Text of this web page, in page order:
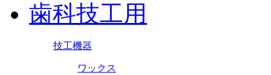
歯科技工用
技工機器
ワックス